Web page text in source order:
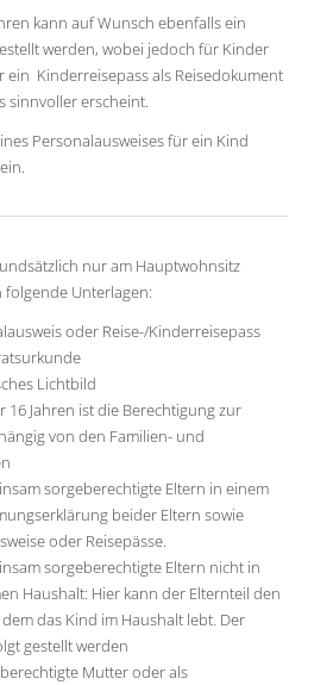
kann auf Wunsch ebenfalls ein
werden, wobei jedoch für Kinder
ein Kinderreisepass als Reisedokument
sinnvoller erscheint.
Personalausweises für ein Kind
nur am Hauptwohnsitz
folgende Unterlagen:
oder Reise-/Kinderreisepass
Lichtbild
16 Jahren ist die Berechtigung zur
von den Familien- und
sorgeberechtigte Eltern in einem
beider Eltern sowie
oder Reisepässe.
sorgeberechtigte Eltern nicht in
Haushalt: Hier kann der Elternteil den
das Kind im Haushalt lebt. Der
gestellt werden
Mutter oder als